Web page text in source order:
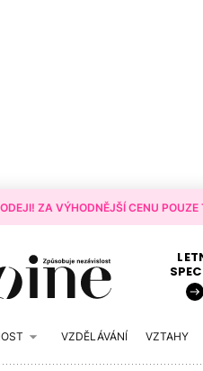
ZA VÝHODNĚJŠÍ CENU
VZDĚLÁVÁNÍ VZTAHY